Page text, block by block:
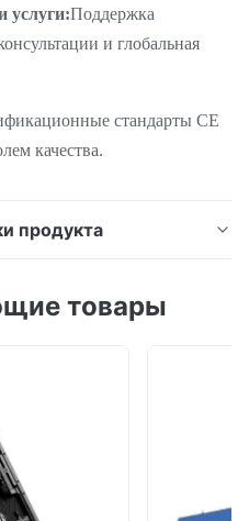
услуги:Поддержка
и глобальная
стандарты CE
качества.
продукта
как внутри, так и
оснащенная
алюминиевыми
товары